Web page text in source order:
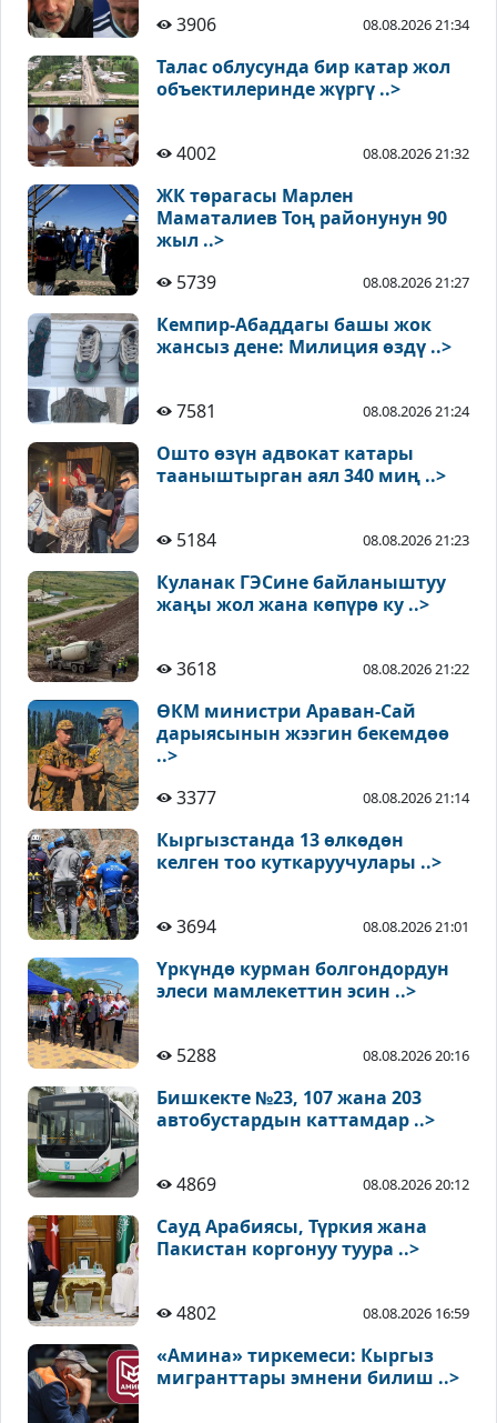
3906 08.08.2026 21:34
Талас облусунда бир катар жол
объектилеринде жүргү ..>
4002 08.08.2026 21:32
ЖК төрагасы Марлен
Маматалиев Тоң районунун 90
жыл ..>
5739
08.08.2026 21:27
Кемпир-Абаддагы башы жок
жансыз дене: Милиция өздү ..>
7581 08.08.2026 21:24
Ошто өзүн адвокат катары
тааныштырган аял 340 миң ..>
5184 08.08.2026 21:23
Куланак ГЭСине байланыштуу
жаңы жол жана көпүрө ку ..>
3618 08.08.2026 21:22
ӨКМ министри Араван-Сай
дарыясынын жээгин бекемдөө
..>
3377
08.08.2026 21:14
Кыргызстанда 13 өлкөдөн
келген тоо куткаруучулары ..>
3694 08.08.2026 21:01
Үркүндө курман болгондордун
элеси мамлекеттин эсин ..>
5288 08.08.2026 20:16
Бишкекте №23, 107 жана 203
автобустардын каттамдар ..>
4869 08.08.2026 20:12
Сауд Арабиясы, Түркия жана
Пакистан коргонуу туура ..>
4802 08.08.2026 16:59
«Амина» тиркемеси: Кыргыз
мигранттары эмнени билиш ..>